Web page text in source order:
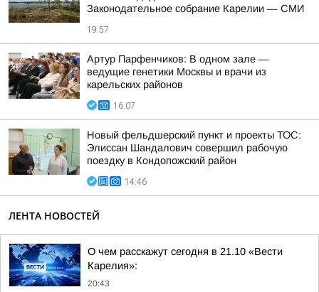
Законодательное собрание Карелии — СМИ
19:57
Артур Парфенчиков: В одном зале —
ведущие генетики Москвы и врачи из
карельских районов
16:07
Новый фельдшерский пункт и проекты ТОС:
Элиссан Шандалович совершил рабочую
поездку в Кондопожский район
14:46
ЛЕНТА НОВОСТЕЙ
О чем расскажут сегодня в 21.10 «Вести
Карелия»:
20:43